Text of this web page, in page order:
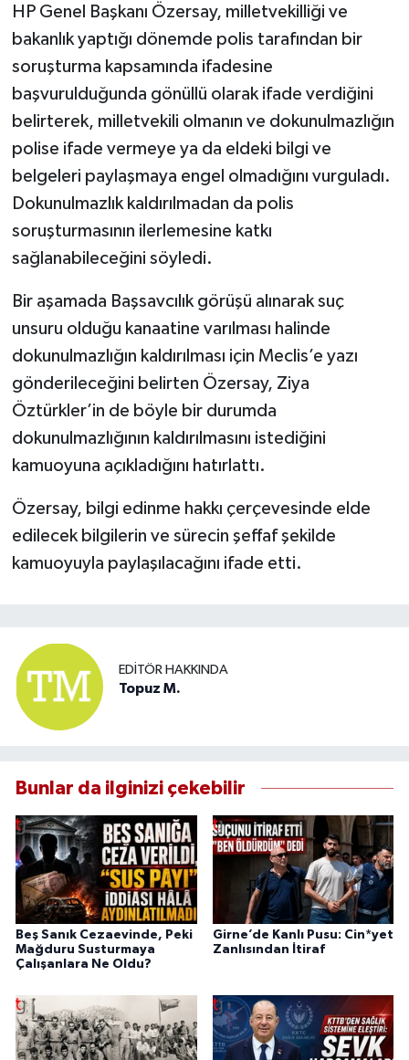
HP Genel Başkanı Özersay, milletvekilliği ve
bakanlık yaptığı dönemde polis tarafından bir
soruşturma kapsamında ifadesine
başvurulduğunda gönüllü olarak ifade verdiğini
belirterek, milletvekili olmanın ve dokunulmazlığın
polise ifade vermeye ya da eldeki bilgi ve
belgeleri paylaşmaya engel olmadığını vurguladı.
Dokunulmazlık kaldırılmadan da polis
soruşturmasının ilerlemesine katkı
sağlanabileceğini söyledi.
Bir aşamada Başsavcılık görüşü alınarak suç
unsuru olduğu kanaatine varılması halinde
dokunulmazlığın kaldırılması için Meclis’e yazı
gönderileceğini belirten Özersay, Ziya
Öztürkler’in de böyle bir durumda
dokunulmazlığının kaldırılmasını istediğini
kamuoyuna açıkladığını hatırlattı.
Özersay, bilgi edinme hakkı çerçevesinde elde
edilecek bilgilerin ve sürecin şeffaf şekilde
kamuoyuyla paylaşılacağını ifade etti.
EDITÖR HAKKINDA
Topuz M.
Bunlar da ilginizi çekebilir
Beş Sanık Cezaevinde, Peki
Mağduru Susturmaya
Çalışanlara Ne Oldu?
Girne’de Kanlı Pusu: Cin*yet
Zanlısından İtiraf